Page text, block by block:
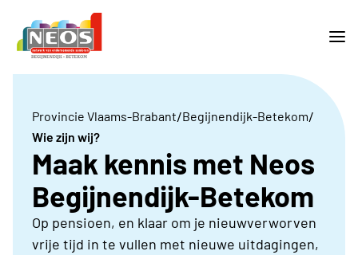
Provincie Vlaams-Brabant/Begijnendijk-Betekom/
Wie zijn wij?
Maak kennis met Neos
Begijnendijk-Betekom
Op pensioen, en klaar om je nieuwverworven
vrije tijd in te vullen met nieuwe uitdagingen,